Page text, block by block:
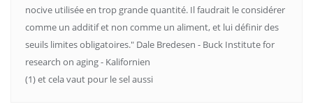
nocive utilisée en trop grande quantité. Il faudrait le considérer
comme un additif et non comme un aliment, et lui définir des
seuils limites obligatoires." Dale Bredesen - Buck Institute for
research on aging - Kalifornien
(1) et cela vaut pour le sel aussi